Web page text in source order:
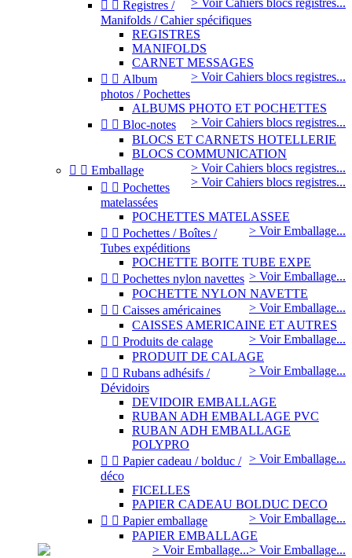
> Voir Cahiers blocs registres...
  Registres /
Manifolds / Cahier spécifiques
REGISTRES
MANIFOLDS
CARNET MESSAGES
> Voir Cahiers blocs registres...
  Album
photos / Pochettes
ALBUMS PHOTO ET POCHETTES
> Voir Cahiers blocs registres...
  Bloc-notes
BLOCS ET CARNETS HOTELLERIE
BLOCS COMMUNICATION
> Voir Cahiers blocs registres...
> Voir Cahiers blocs registres...
  Emballage
  Pochettes
matelassées
POCHETTES MATELASSEE
> Voir Emballage...
  Pochettes / Boîtes /
Tubes expéditions
POCHETTE BOITE TUBE EXPE
> Voir Emballage...
  Pochettes nylon navettes
POCHETTE NYLON NAVETTE
> Voir Emballage...
  Caisses américaines
CAISSES AMERICAINE ET AUTRES
> Voir Emballage...
  Produits de calage
PRODUIT DE CALAGE
> Voir Emballage...
  Rubans adhésifs /
Dévidoirs
DEVIDOIR EMBALLAGE
RUBAN ADH EMBALLAGE PVC
RUBAN ADH EMBALLAGE
POLYPRO
> Voir Emballage...
  Papier cadeau / bolduc /
déco
FICELLES
PAPIER CADEAU BOLDUC DECO
> Voir Emballage...
  Papier emballage
PAPIER EMBALLAGE
> Voir Emballage...
> Voir Emballage...